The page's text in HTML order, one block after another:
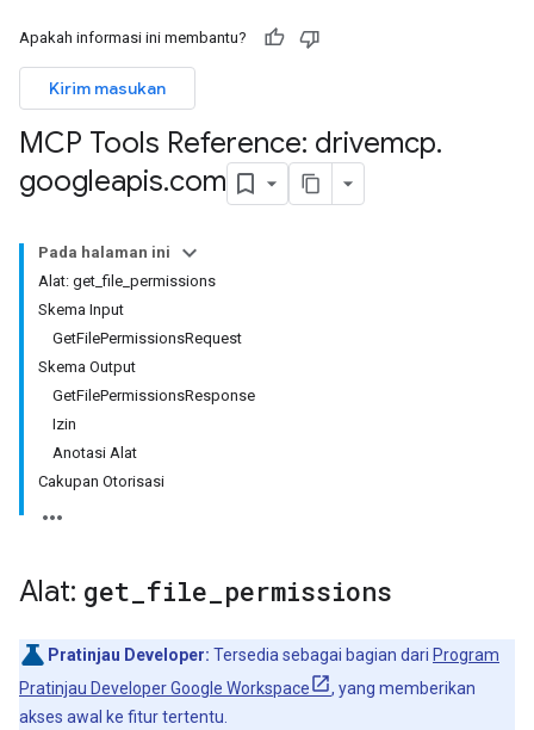
Apakah informasi ini membantu?
Kirim masukan
MCP Tools Reference: drivemcp.
googleapis.com
Pada halaman ini
Alat: get_file_permissions
Skema Input
GetFilePermissionsRequest
Skema Output
GetFilePermissionsResponse
Izin
Anotasi Alat
Cakupan Otorisasi
Alat: get file permissions
Pratinjau Developer: Tersedia sebagai bagian dari Program
Pratinjau Developer Google Workspace
, yang memberikan
akses awal ke fitur tertentu.